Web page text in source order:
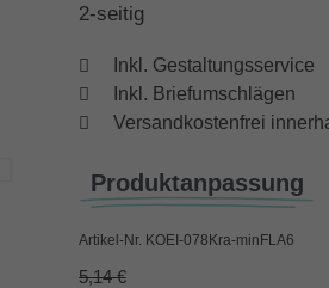
2-seitig
Inkl. Gestaltungsservice
Inkl. Briefumschlägen
Versandkostenfrei
Produktanpassung
Artikel-Nr. KOEI-078Kra-minFLA6
5,14 €